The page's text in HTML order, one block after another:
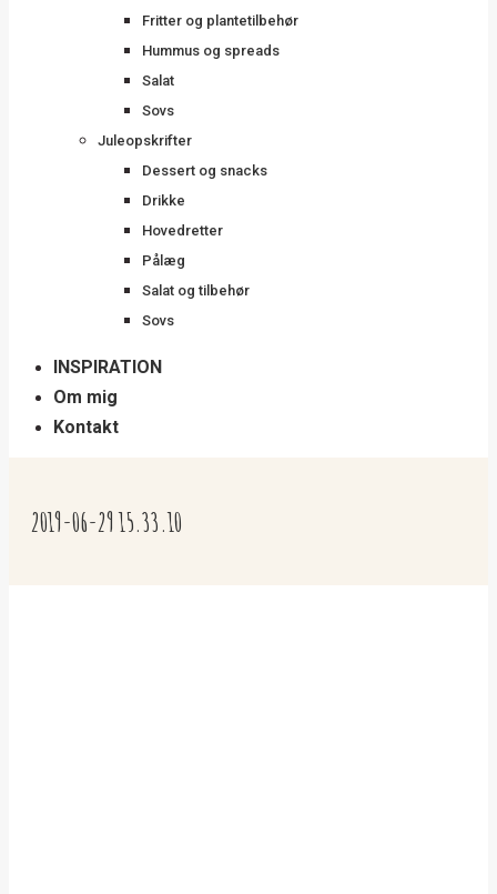
Fritter og plantetilbehør
Hummus og spreads
Salat
Sovs
Juleopskrifter
Dessert og snacks
Drikke
Hovedretter
Pålæg
Salat og tilbehør
Sovs
INSPIRATION
Om mig
Kontakt
2019-06-29 15.33.10